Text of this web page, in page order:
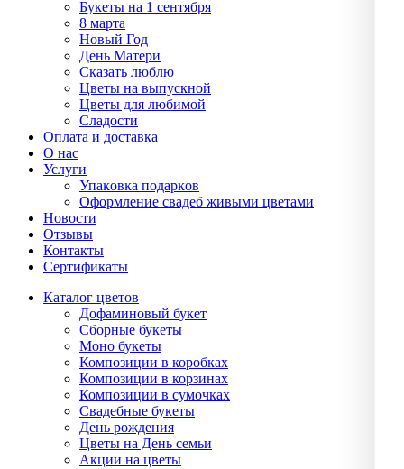
Букеты на 1 сентября
8 марта
Новый Год
День Матери
Сказать люблю
Цветы на выпускной
Цветы для любимой
Сладости
Оплата и доставка
О нас
Услуги
Упаĸовĸа подарĸов
Оформление свадеб живыми цветами
Новости
Отзывы
Контакты
Сертификаты
Каталог цветов
Дофаминовый букет
Сборные букеты
Моно букеты
Композиции в коробках
Композиции в корзинах
Композиции в сумочках
Свадебные букеты
День рождения
Цветы на День семьи
Акции на цветы